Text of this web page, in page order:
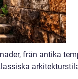
från antika